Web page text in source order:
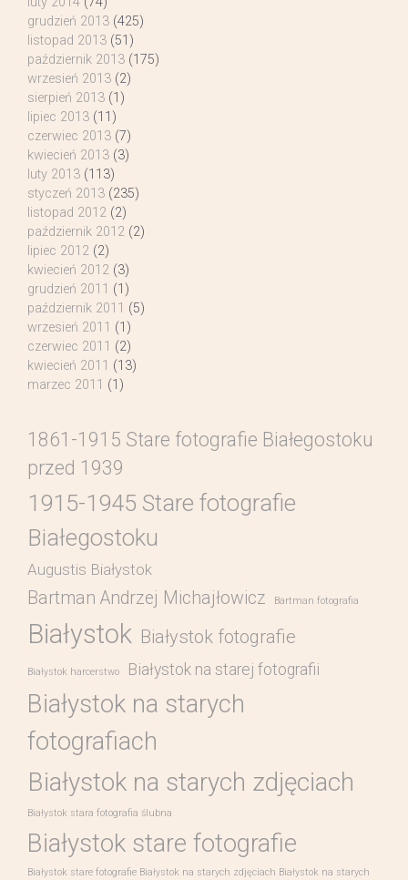
grudzień 2013 (425)
listopad 2013 (51)
październik 2013 (175)
wrzesień 2013 (2)
sierpień 2013 (1)
lipiec 2013 (11)
czerwiec 2013 (7)
kwiecień 2013 (3)
luty 2013 (113)
styczeń 2013 (235)
listopad 2012 (2)
październik 2012 (2)
lipiec 2012 (2)
kwiecień 2012 (3)
grudzień 2011 (1)
październik 2011 (5)
wrzesień 2011 (1)
czerwiec 2011 (2)
kwiecień 2011 (13)
marzec 2011 (1)
1861-1915 Stare fotografie Białegostoku
przed 1939
1915-1945 Stare fotografie
Białegostoku
Augustis Białystok
Bartman Andrzej Michajłowicz Bartman fotografia
Białystok Białystok fotografie
Białystok harcerstwo Białystok na starej fotografii
Białystok na starych
fotografiach
Białystok na starych zdjęciach
Białystok stara fotografia ślubna
Białystok stare fotografie
Białystok stare fotografie Białystok na starych zdjęciach Białystok na starych